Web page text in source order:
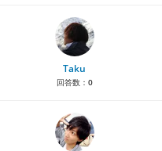
Taku
回答数： 0